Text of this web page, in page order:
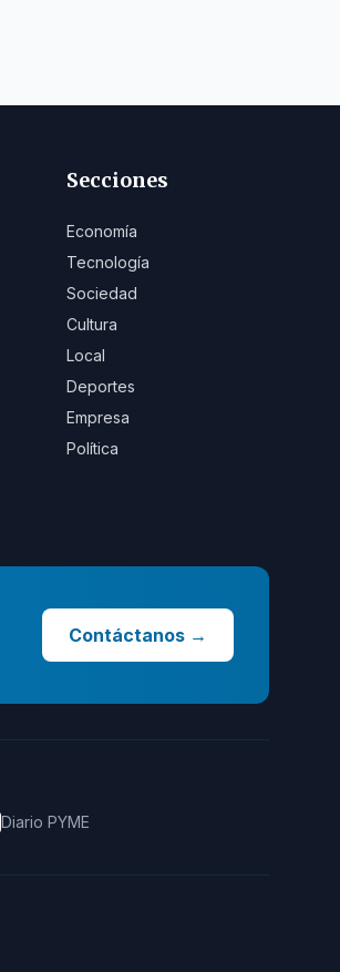
Secciones
Economía
Tecnología
Sociedad
Cultura
Local
Deportes
Empresa
Política
Contáctanos →
Diario PYME